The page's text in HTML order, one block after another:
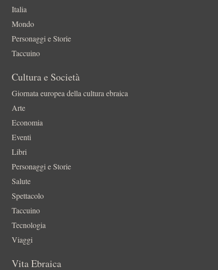
Italia
Mondo
Personaggi e Storie
Taccuino
Cultura e Società
Giornata europea della cultura ebraica
Arte
Economia
Eventi
Libri
Personaggi e Storie
Salute
Spettacolo
Taccuino
Tecnologia
Viaggi
Vita Ebraica